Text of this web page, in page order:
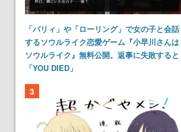
「パリィ」や「ローリング」で女の子と会話
するソウルライク恋愛ゲーム『小早川さんは
ソウルライク』無料公開。返事に失敗すると
「YOU DIED」
3